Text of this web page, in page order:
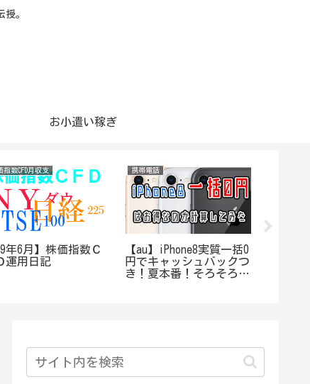
。
お小遣い稼ぎ
指数CFD月収支
年6月】株価指数Ｃ
運用日記
携帯電話
【au】iPhone8実質一括0
円でキャッシュバックつ
き！夏本番！そろそろお